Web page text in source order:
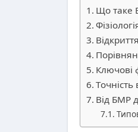
Що таке
Ключові
Від БМР